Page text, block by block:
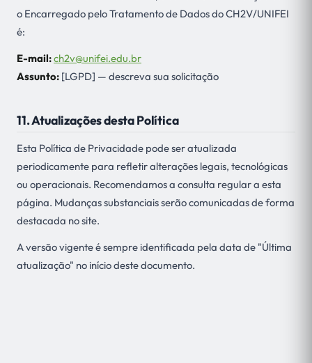
o Encarregado pelo Tratamento de Dados do CH2V/UNIFEI
é:
E-mail:ch2v@unifei.edu.br
Assunto: [LGPD] — descreva sua solicitação
11. Atualizações desta Política
Esta Política de Privacidade pode ser atualizada
periodicamente para refletir alterações legais, tecnológicas
ou operacionais. Recomendamos a consulta regular a esta
página. Mudanças substanciais serão comunicadas de forma
destacada no site.
A versão vigente é sempre identificada pela data de "Última
atualização" no início deste documento.